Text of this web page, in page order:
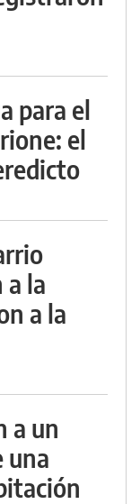
para el
el
la
a la
a un
una